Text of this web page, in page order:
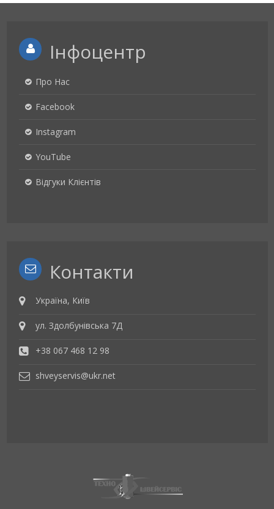
Інфоцентр
Про Нас
Facebook
Instagram
YouTube
Відгуки Клієнтів
Контакти
Україна, Київ
ул. Здолбунівська 7Д
+38 067 468 12 98
shveyservis@ukr.net